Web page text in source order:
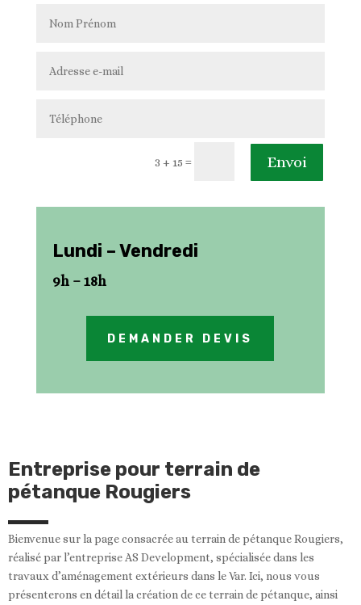
3 + 15 = Envoi
Lundi – Vendredi
9h – 18h
DEMANDER DEVIS
Entreprise pour terrain de
pétanque Rougiers
Bienvenue sur la page consacrée au terrain de pétanque Rougiers,
réalisé par l’entreprise AS Development, spécialisée dans les
travaux d’aménagement extérieurs dans le Var. Ici, nous vous
présenterons en détail la création de ce terrain de pétanque, ainsi